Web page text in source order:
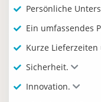
Persönliche
Ein umfassendes
Kurze
Sicherheit.
Innovation.